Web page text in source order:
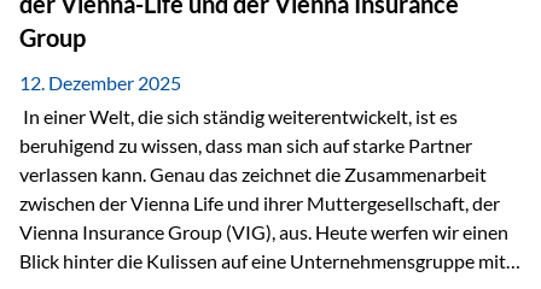
Group
12. Dezember 2025
In einer Welt, die sich ständig weiterentwickelt, ist es
beruhigend zu wissen, dass man sich auf starke Partner
verlassen kann. Genau das zeichnet die Zusammenarbeit
zwischen der Vienna Life und ihrer Muttergesellschaft, der
Vienna Insurance Group (VIG), aus. Heute werfen wir einen
Blick hinter die Kulissen auf eine Unternehmensgruppe mit